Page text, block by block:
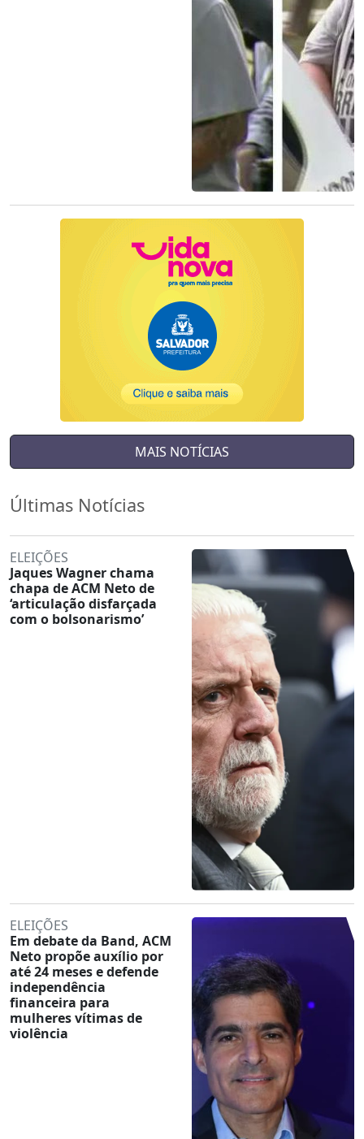
MAIS NOTÍCIAS
Últimas Notícias
ELEIÇÕES
Jaques Wagner chama
chapa de ACM Neto de
‘articulação disfarçada
com o bolsonarismo’
ELEIÇÕES
Em debate da Band, ACM
Neto propõe auxílio por
até 24 meses e defende
independência
financeira para
mulheres vítimas de
violência